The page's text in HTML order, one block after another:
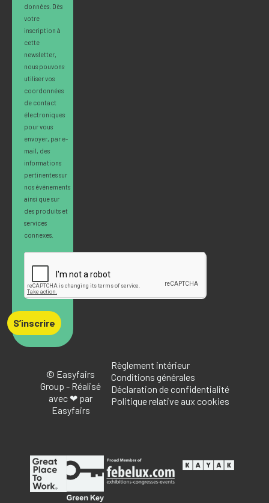
données. Dès
votre
inscription à
cette
newsletter,
nous pouvons
utiliser vos
coordonnées
de contact
électroniques
pour vous
envoyer, par e-
mail, des
informations
pertinentes sur
nos événements
ainsi que sur
des produits et
services
connexes.
S’inscrire
© Easyfairs
Group - Réalisé
avec ❤ par
Easyfairs
Règlement intérieur
Conditions générales
Déclaration de confidentialité
Politique relative aux cookies